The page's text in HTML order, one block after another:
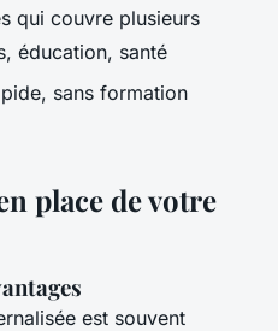
qui couvre plusieurs
éducation, santé
sans formation
place de votre
est souvent